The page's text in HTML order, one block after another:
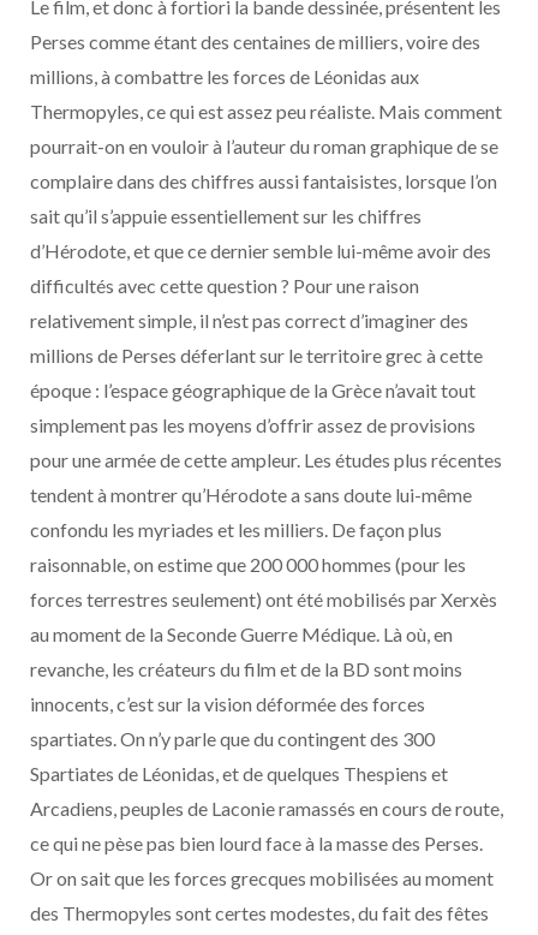
Le film, et donc à fortiori la bande dessinée, présentent les
Perses comme étant des centaines de milliers, voire des
millions, à combattre les forces de Léonidas aux
Thermopyles, ce qui est assez peu réaliste. Mais comment
pourrait-on en vouloir à l’auteur du roman graphique de se
complaire dans des chiffres aussi fantaisistes, lorsque l’on
sait qu’il s’appuie essentiellement sur les chiffres
d’Hérodote, et que ce dernier semble lui-même avoir des
difficultés avec cette question ? Pour une raison
relativement simple, il n’est pas correct d’imaginer des
millions de Perses déferlant sur le territoire grec à cette
époque : l’espace géographique de la Grèce n’avait tout
simplement pas les moyens d’offrir assez de provisions
pour une armée de cette ampleur. Les études plus récentes
tendent à montrer qu’Hérodote a sans doute lui-même
confondu les myriades et les milliers. De façon plus
raisonnable, on estime que 200 000 hommes (pour les
forces terrestres seulement) ont été mobilisés par Xerxès
au moment de la Seconde Guerre Médique. Là où, en
revanche, les créateurs du film et de la BD sont moins
innocents, c’est sur la vision déformée des forces
spartiates. On n’y parle que du contingent des 300
Spartiates de Léonidas, et de quelques Thespiens et
Arcadiens, peuples de Laconie ramassés en cours de route,
ce qui ne pèse pas bien lourd face à la masse des Perses.
Or on sait que les forces grecques mobilisées au moment
des Thermopyles sont certes modestes, du fait des fêtes